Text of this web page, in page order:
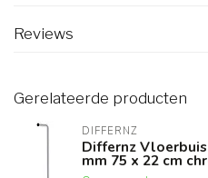
Reviews
Gerelateerde producten
DIFFERNZ
Differnz
mm 75 x 22 cm